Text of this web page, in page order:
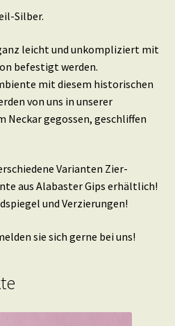
Silber.
leicht und unkompliziert mit
befestigt werden.
mit diesem historischen
von uns in unserer
Neckar gegossen, geschliffen
Varianten Zier-
aus Alabaster Gips erhältlich!
und Verzierungen!
sie sich gerne bei uns!